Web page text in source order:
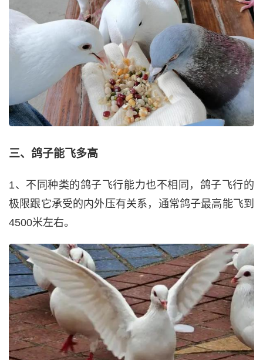
三、鸽子能飞多高
1、不同种类的鸽子飞行能力也不相同，鸽子飞行的
极限跟它承受的内外压有关系，通常鸽子最高能飞到
4500米左右。